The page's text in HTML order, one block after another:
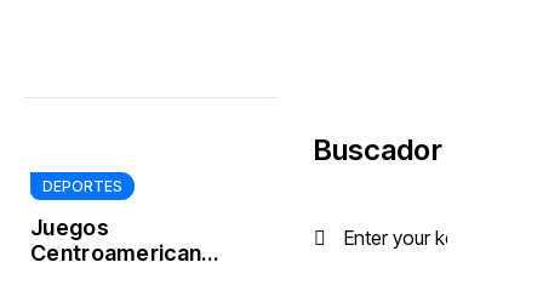
DEPORTES
Juegos
Centroamericanos
Buscador